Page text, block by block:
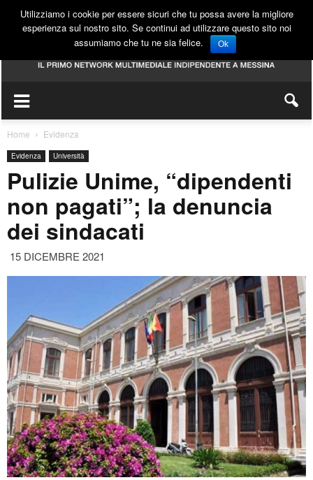
Home Evidenza
Evidenza Università
Pulizie Unime, “dipendenti
non pagati”; la denuncia
dei sindacati
15 DICEMBRE 2021
Utilizziamo i cookie per essere sicuri che tu possa avere la migliore
esperienza sul nostro sito. Se continui ad utilizzare questo sito noi
assumiamo che tu ne sia felice.
Ok